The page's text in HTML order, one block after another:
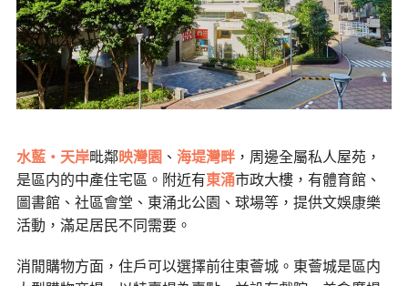
水藍・天岸毗鄰映灣園 、 海堤灣畔，周邊全屬私人屋苑，
是區内的中產住宅區。附近有東涌市政大樓，有體育館、
圖書館、社區會堂、東涌北公園、球場等，提供文娛康樂
活動，滿足居民不同需要。
消閒購物方面，住戶可以選擇前往東薈城。東薈城是區内